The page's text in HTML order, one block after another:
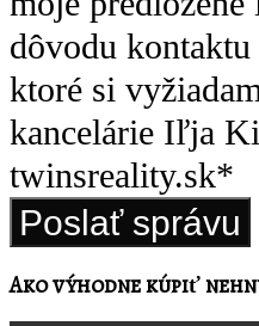
dôvodu
ktoré si
kancelárie Iľja
twinsreality.sk*
Ako výhodne kúpiť